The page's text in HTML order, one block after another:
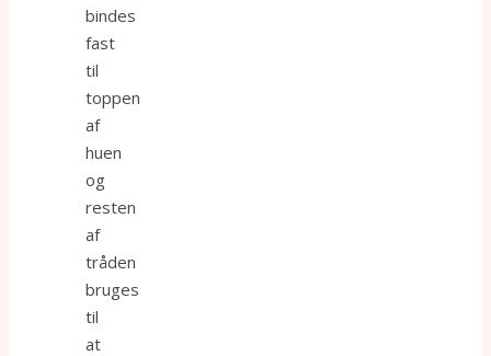
bindes
fast
til
toppen
af
huen
og
resten
af
tråden
bruges
til
at